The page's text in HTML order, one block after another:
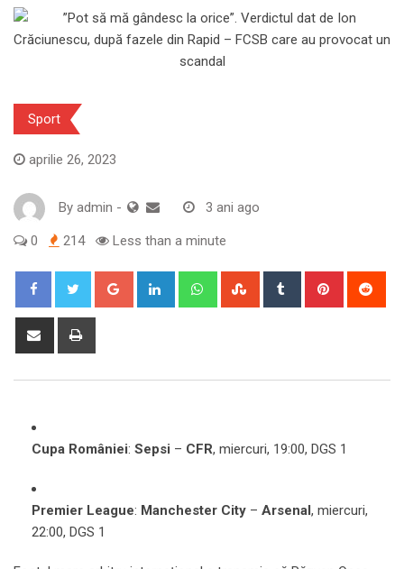
Sport
aprilie 26, 2023
By admin - 3 ani ago
0 214 Less than a minute
Google+ LinkedIn WhatsappStumbleUpon
Tumblr Pinterest
Share
Cupa României: Sepsi – CFR, miercuri, 19:00, DGS 1
Premier League: Manchester City – Arsenal, miercuri,
22:00, DGS 1